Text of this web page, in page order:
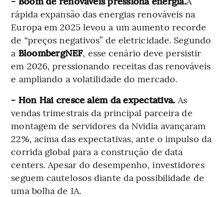
rápida expansão das energias renováveis na
Europa em 2025 levou a um aumento recorde
de “preços negativos” de eletricidade. Segundo
a BloombergNEF, esse cenário deve persistir
em 2026, pressionando receitas das renováveis
e ampliando a volatilidade do mercado.
- Hon Hai cresce além da expectativa. As
vendas trimestrais da principal parceira de
montagem de servidores da Nvidia avançaram
22%, acima das expectativas, ante o impulso da
corrida global para a construção de data
centers. Apesar do desempenho, investidores
seguem cautelosos diante da possibilidade de
uma bolha de IA.